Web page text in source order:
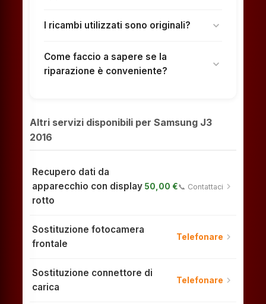
I ricambi utilizzati sono originali? expand_more
Come faccio a sapere se la
riparazione è conveniente?
expand_more
Altri servizi disponibili per Samsung J3
2016
Recupero dati da
apparecchio con display
rotto
50,00 €📞 Contattaci chevron_right
Sostituzione fotocamera
frontale
Telefonare chevron_right
Sostituzione connettore di
carica
Telefonare chevron_right